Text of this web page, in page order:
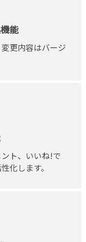
能
更内容はバージ
ト、いいね!で
化します。